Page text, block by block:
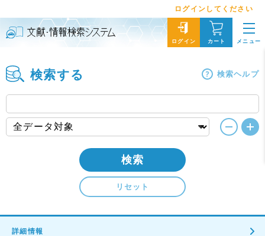
ログインしてください
ログイン カート メニュー
検索する 検索ヘルプ
検索
リセット
詳細情報